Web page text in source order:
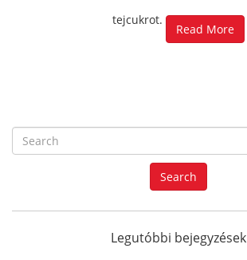
tejcukrot.
Read More
e
r
f
Search
Legutóbbi bejegyzések